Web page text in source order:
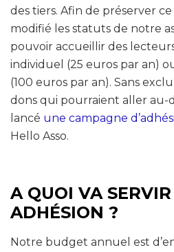
des tiers. Afin de préserver
modifié les statuts de notre
pouvoir accueillir des
individuel (25 euros par an)
(100 euros par an). Sans
dons qui pourraient aller au-
lancé une campagne
Hello Asso.
A QUOI VA
ADHÉSION ?
Notre budget annuel est